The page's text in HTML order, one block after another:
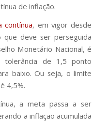
de inflação.
contínua, em vigor desde
deve ser perseguida
Monetário Nacional, é
de 1,5 ponto
baixo. Ou seja, o limite
4,5%.
a meta passa a ser
a inflação acumulada